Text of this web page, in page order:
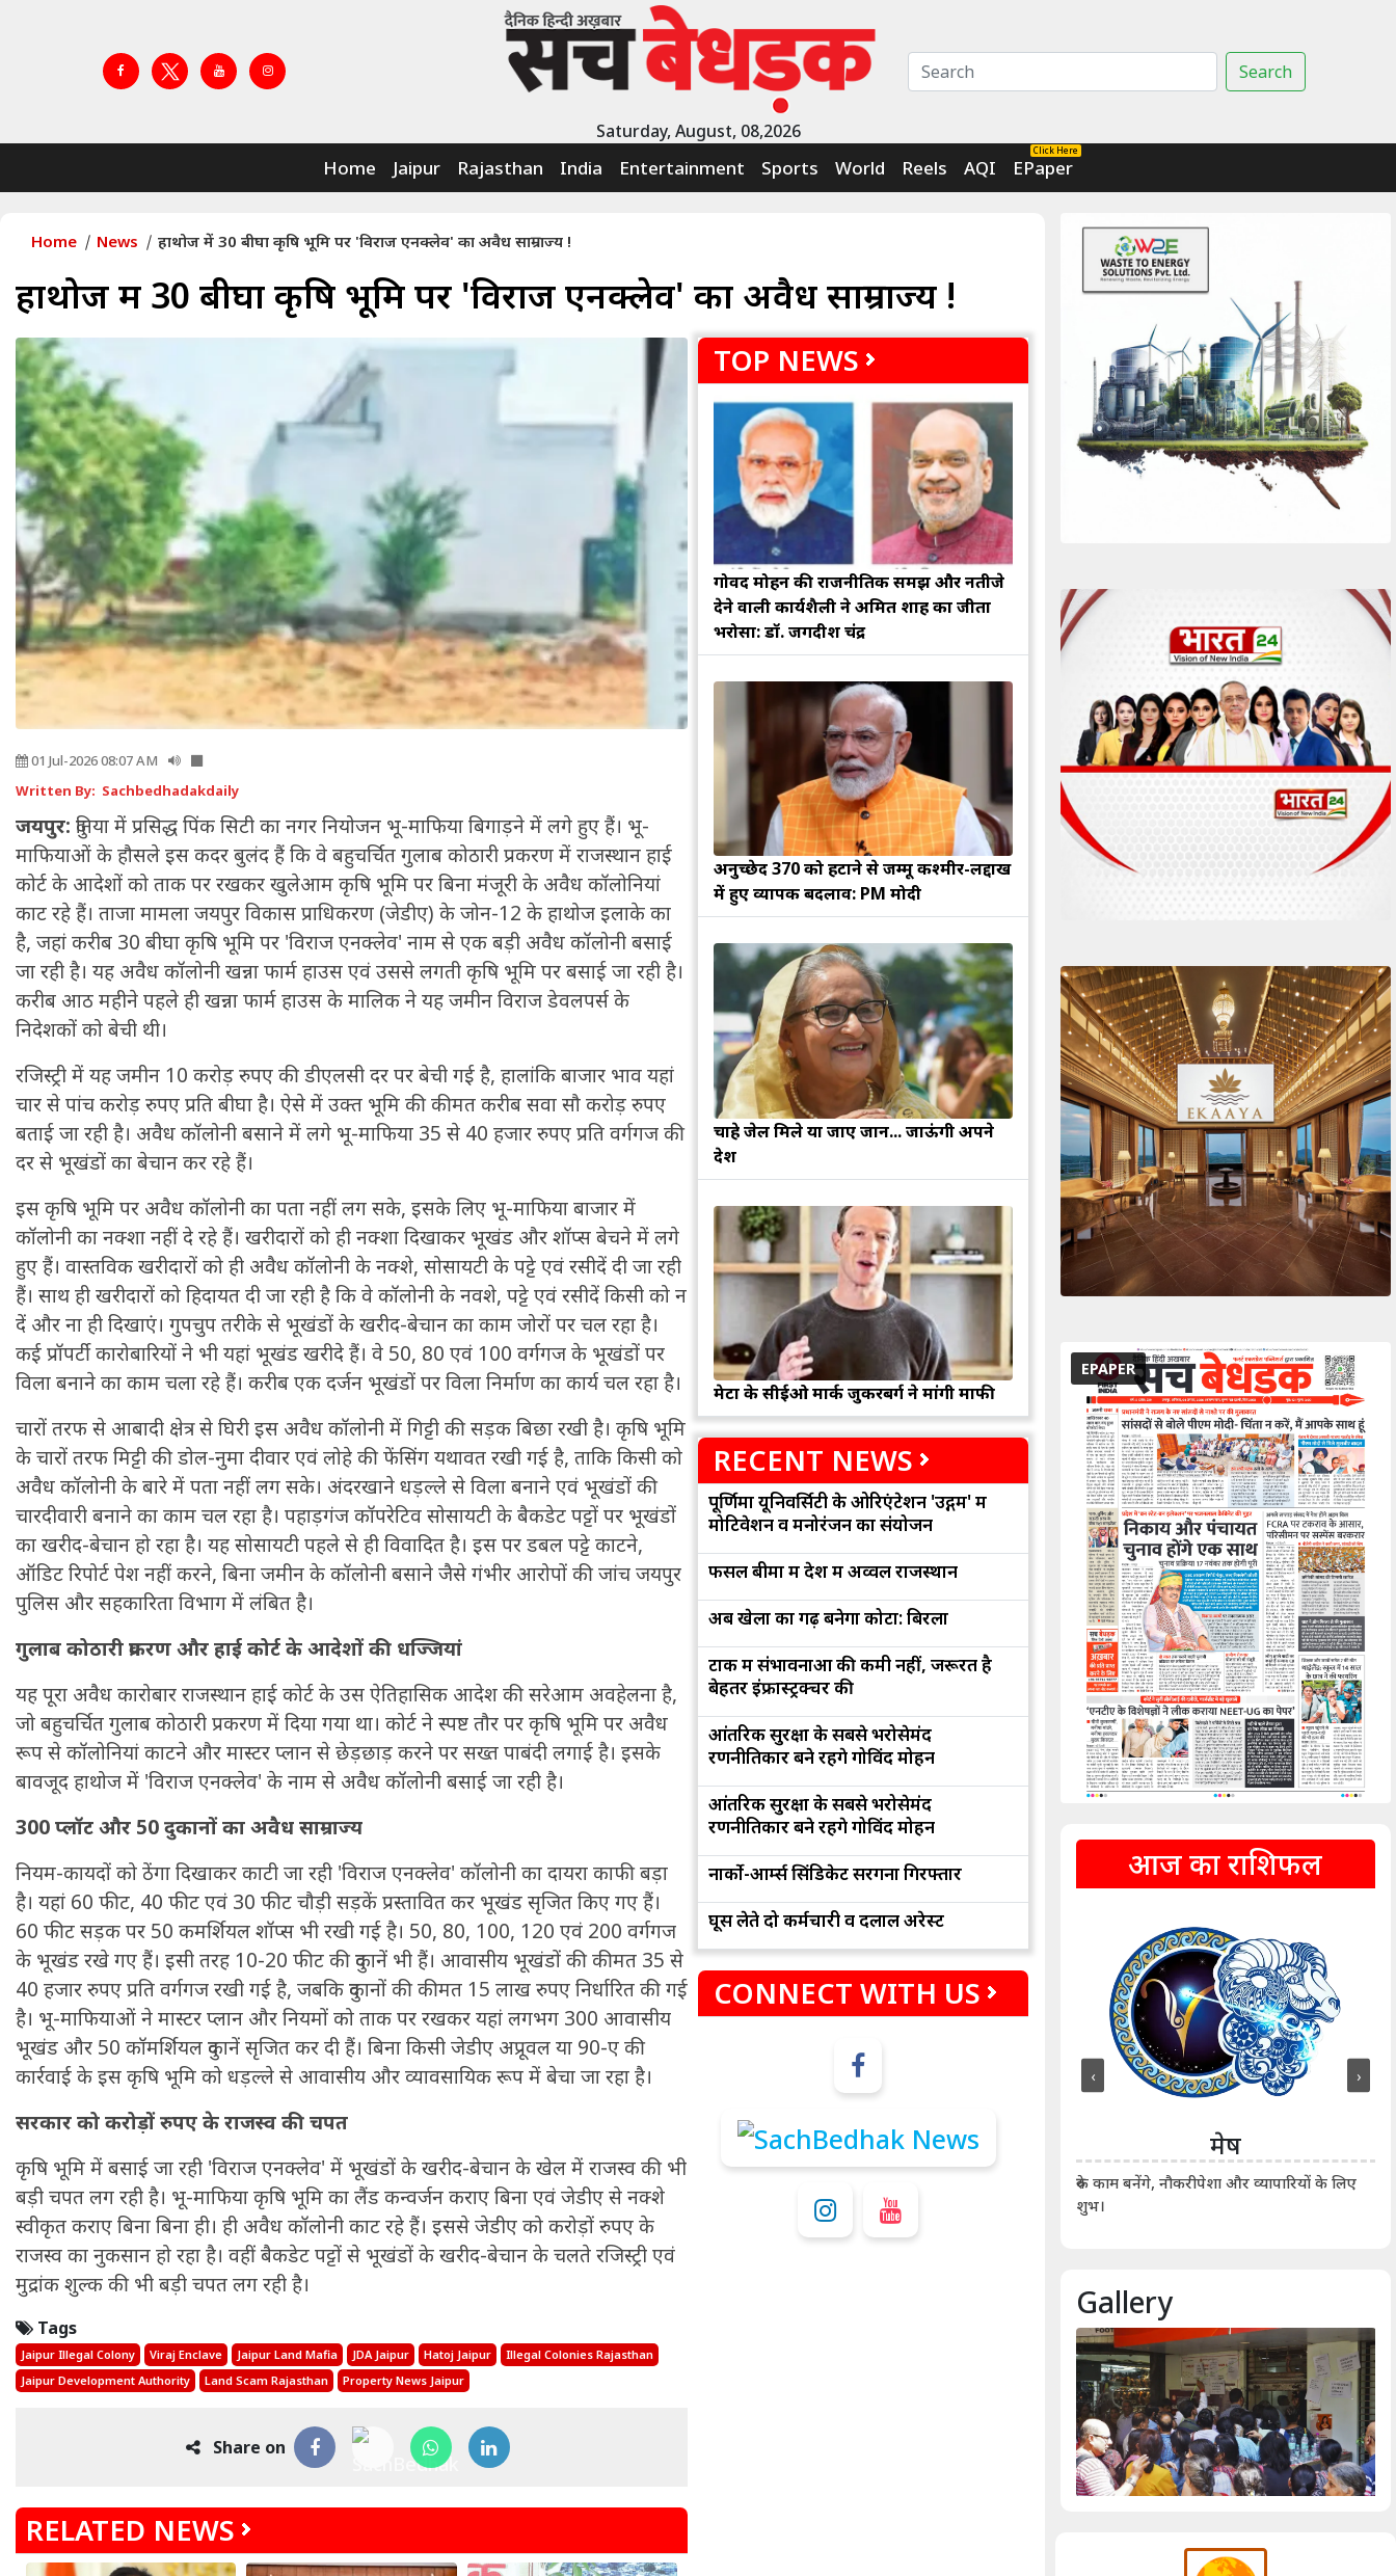
Saturday, August, 08,2026
Search
Home Jaipur Rajasthan India Entertainment Sports World Reels AQI
Click Here
EPaper
Home News हाथोज में 30 बीघा कृषि भूमि पर 'विराज एनक्लेव' का अवैध साम्राज्य !
हाथोज में 30 बीघा कृषि भूमि पर 'विराज एनक्लेव' का अवैध साम्राज्य !
01 Jul-2026 08:07 AM
Written By: Sachbedhadakdaily
जयपुर: दुनिया में प्रसिद्ध पिंक सिटी का नगर नियोजन भू-माफिया बिगाड़ने में लगे हुए हैं। भू-
माफियाओं के हौसले इस कदर बुलंद हैं कि वे बहुचर्चित गुलाब कोठारी प्रकरण में राजस्थान हाई
कोर्ट के आदेशों को ताक पर रखकर खुलेआम कृषि भूमि पर बिना मंजूरी के अवैध कॉलोनियां
काट रहे हैं। ताजा मामला जयपुर विकास प्राधिकरण (जेडीए) के जोन-12 के हाथोज इलाके का
है, जहां करीब 30 बीघा कृषि भूमि पर 'विराज एनक्लेव' नाम से एक बड़ी अवैध कॉलोनी बसाई
जा रही है। यह अवैध कॉलोनी खन्ना फार्म हाउस एवं उससे लगती कृषि भूमि पर बसाई जा रही है।
करीब आठ महीने पहले ही खन्ना फार्म हाउस के मालिक ने यह जमीन विराज डेवलपर्स के
निदेशकों को बेची थी।
रजिस्ट्री में यह जमीन 10 करोड़ रुपए की डीएलसी दर पर बेची गई है, हालांकि बाजार भाव यहां
चार से पांच करोड़ रुपए प्रति बीघा है। ऐसे में उक्त भूमि की कीमत करीब सवा सौ करोड़ रुपए
बताई जा रही है। अवैध कॉलोनी बसाने में लगे भू-माफिया 35 से 40 हजार रुपए प्रति वर्गगज की
दर से भूखंडों का बेचान कर रहे हैं।
इस कृषि भूमि पर अवैध कॉलोनी का पता नहीं लग सके, इसके लिए भू-माफिया बाजार में
कॉलोनी का नक्शा नहीं दे रहे हैं। खरीदारों को ही नक्शा दिखाकर भूखंड और शॉप्स बेचने में लगे
हुए हैं। वास्तविक खरीदारों को ही अवैध कॉलोनी के नक्शे, सोसायटी के पट्टे एवं रसीदें दी जा रही
हैं। साथ ही खरीदारों को हिदायत दी जा रही है कि वे कॉलोनी के नवशे, पट्टे एवं रसीदें किसी को न
दें और ना ही दिखाएं। गुपचुप तरीके से भूखंडों के खरीद-बेचान का काम जोरों पर चल रहा है।
कई प्रॉपर्टी कारोबारियों ने भी यहां भूखंड खरीदे हैं। वे 50, 80 एवं 100 वर्गगज के भूखंडों पर
विला बनाने का काम चला रहे हैं। करीब एक दर्जन भूखंडों पर विला निर्माण का कार्य चल रहा है।
चारों तरफ से आबादी क्षेत्र से घिरी इस अवैध कॉलोनी में गिट्टी की सड़क बिछा रखी है। कृषि भूमि
के चारों तरफ मिट्टी की डोल-नुमा दीवार एवं लोहे की फेंसिंग यथावत रखी गई है, ताकि किसी को
अवैध कॉलोनी के बारे में पता नहीं लग सके। अंदरखाने धड़ल्ले से विला बनाने एवं भूखंडों की
चारदीवारी बनाने का काम चल रहा है। पहाड़गंज कॉपरेटिव सोसायटी के बैकडेट पट्टों पर भूखंडों
का खरीद-बेचान हो रहा है। यह सोसायटी पहले से ही विवादित है। इस पर डबल पट्टे काटने,
ऑडिट रिपोर्ट पेश नहीं करने, बिना जमीन के कॉलोनी बसाने जैसे गंभीर आरोपों की जांच जयपुर
पुलिस और सहकारिता विभाग में लंबित है।
गुलाब कोठारी प्रकरण और हाई कोर्ट के आदेशों की धज्जियां
यह पूरा अवैध कारोबार राजस्थान हाई कोर्ट के उस ऐतिहासिक आदेश की सरेआम अवहेलना है,
जो बहुचर्चित गुलाब कोठारी प्रकरण में दिया गया था। कोर्ट ने स्पष्ट तौर पर कृषि भूमि पर अवैध
रूप से कॉलोनियां काटने और मास्टर प्लान से छेड़छाड़ करने पर सख्त पाबंदी लगाई है। इसके
बावजूद हाथोज में 'विराज एनक्लेव' के नाम से अवैध कॉलोनी बसाई जा रही है।
300 प्लॉट और 50 दुकानों का अवैध साम्राज्य
नियम-कायदों को ठेंगा दिखाकर काटी जा रही 'विराज एनक्लेव' कॉलोनी का दायरा काफी बड़ा
है। यहां 60 फीट, 40 फीट एवं 30 फीट चौड़ी सड़कें प्रस्तावित कर भूखंड सृजित किए गए हैं।
60 फीट सड़क पर 50 कमर्शियल शॉप्स भी रखी गई है। 50, 80, 100, 120 एवं 200 वर्गगज
के भूखंड रखे गए हैं। इसी तरह 10-20 फीट की दुकानें भी हैं। आवासीय भूखंडों की कीमत 35 से
40 हजार रुपए प्रति वर्गगज रखी गई है, जबकि दुकानों की कीमत 15 लाख रुपए निर्धारित की गई
है। भू-माफियाओं ने मास्टर प्लान और नियमों को ताक पर रखकर यहां लगभग 300 आवासीय
भूखंड और 50 कॉमर्शियल दुकानें सृजित कर दी हैं। बिना किसी जेडीए अप्रूवल या 90-ए की
कार्रवाई के इस कृषि भूमि को धड़ल्ले से आवासीय और व्यावसायिक रूप में बेचा जा रहा है।
सरकार को करोड़ों रुपए के राजस्व की चपत
कृषि भूमि में बसाई जा रही 'विराज एनक्लेव' में भूखंडों के खरीद-बेचान के खेल में राजस्व की भी
बड़ी चपत लग रही है। भू-माफिया कृषि भूमि का लैंड कन्वर्जन कराए बिना एवं जेडीए से नक्शे
स्वीकृत कराए बिना बिना ही। ही अवैध कॉलोनी काट रहे हैं। इससे जेडीए को करोड़ों रुपए के
राजस्व का नुकसान हो रहा है। वहीं बैकडेट पट्टों से भूखंडों के खरीद-बेचान के चलते रजिस्ट्री एवं
मुद्रांक शुल्क की भी बड़ी चपत लग रही है।
Tags
Jaipur Illegal Colony Viraj Enclave Jaipur Land Mafia JDA Jaipur Hatoj Jaipur
Illegal Colonies Rajasthan
Jaipur Development Authority
Land Scam Rajasthan Property News Jaipur
Share on
RELATED NEWS
TOP NEWS
गोविंद मोहन की राजनीतिक समझ और नतीजे
देने वाली कार्यशैली ने अमित शाह का जीता
भरोसा: डॉ. जगदीश चंद्र
अनुच्छेद 370 को हटाने से जम्मू कश्मीर-लद्दाख
में हुए व्यापक बदलाव: PM मोदी
चाहे जेल मिले या जाए जान... जाऊंगी अपने
देश
मेटा के सीईओ मार्क जुकरबर्ग ने मांगी माफी
RECENT NEWS
पूर्णिमा यूनिवर्सिटी के ओरिएंटेशन 'उद्गम' में
मोटिवेशन व मनोरंजन का संयोजन
फसल बीमा में देश में अव्वल राजस्थान
अब खेलों का गढ़ बनेगा कोटा: बिरला
टोंक में संभावनाओं की कमी नहीं, जरूरत है
बेहतर इंफ्रास्ट्रक्चर की
आंतरिक सुरक्षा के सबसे भरोसेमंद
रणनीतिकार बने रहेंगे गोविंद मोहन
आंतरिक सुरक्षा के सबसे भरोसेमंद
रणनीतिकार बने रहेंगे गोविंद मोहन
नार्को-आर्म्स सिंडिकेट सरगना गिरफ्तार
घूस लेते दो कर्मचारी व दलाल अरेस्ट
CONNECT WITH US
EPAPER
आज का राशिफल
धनु
बड़ी डील हाथ लग सकती
मकर
सुख सुविधाओं में इजाफा होगा।
धनलाभ के अवसरों में वृद्धि के साथ अपनी योजनाओं
पर काम करते रहे।
संभलकर रहे, जल्दबाजी नहीं दिखाए। कानूनी वाद-
विवादों से बचे।
मेष
रुके काम बनेंगे, नौकरीपेशा और व्यापारियों के लिए
शुभ।
‹ ›
Gallery